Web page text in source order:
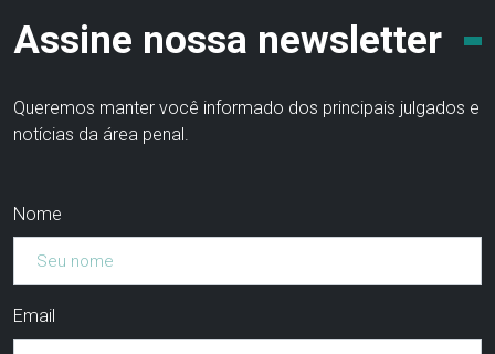
Assine nossa newsletter
Queremos manter você informado dos principais julgados e
notícias da área penal.
Nome
Email